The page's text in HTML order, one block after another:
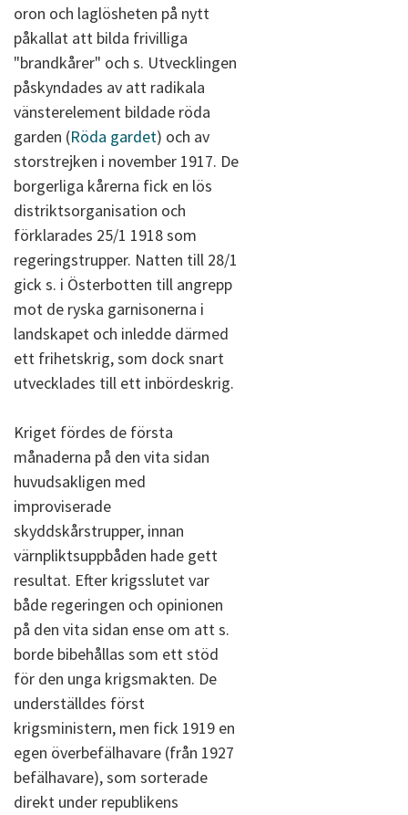
oron och laglösheten på nytt
påkallat att bilda frivilliga
"brandkårer" och s. Utvecklingen
påskyndades av att radikala
vänsterelement bildade röda
garden (Röda gardet) och av
storstrejken i november 1917. De
borgerliga kårerna fick en lös
distriktsorganisation och
förklarades 25/1 1918 som
regeringstrupper. Natten till 28/1
gick s. i Österbotten till angrepp
mot de ryska garnisonerna i
landskapet och inledde därmed
ett frihetskrig, som dock snart
utvecklades till ett inbördeskrig.
Kriget fördes de första
månaderna på den vita sidan
huvudsakligen med
improviserade
skyddskårstrupper, innan
värnpliktsuppbåden hade gett
resultat. Efter krigsslutet var
både regeringen och opinionen
på den vita sidan ense om att s.
borde bibehållas som ett stöd
för den unga krigsmakten. De
underställdes först
krigsministern, men fick 1919 en
egen överbefälhavare (från 1927
befälhavare), som sorterade
direkt under republikens